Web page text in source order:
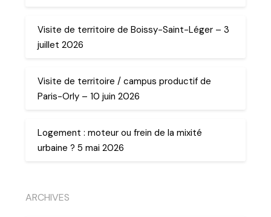
Visite de territoire de Boissy-Saint-Léger – 3
juillet 2026
Visite de territoire / campus productif de
Paris-Orly – 10 juin 2026
Logement : moteur ou frein de la mixité
urbaine ? 5 mai 2026
ARCHIVES